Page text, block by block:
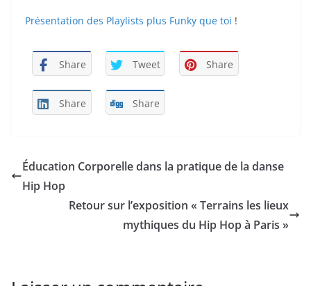
Présentation des Playlists plus Funky que toi !
Share Tweet Share
Share Share
Éducation Corporelle dans la pratique de la danse
Hip Hop
Retour sur l’exposition « Terrains les lieux
mythiques du Hip Hop à Paris »